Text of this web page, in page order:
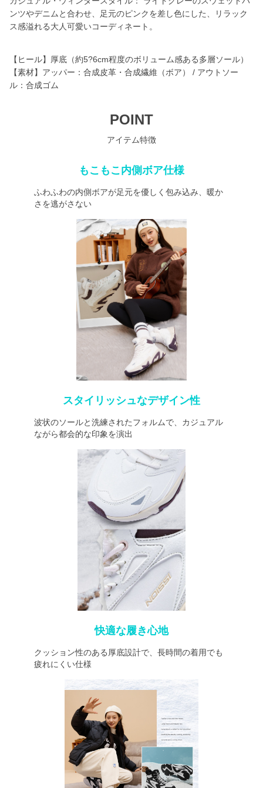
ンツやデニムと合わせ、足元のピンクを差し色にした、リラック
ス感溢れる大人可愛いコーディネート。
【ヒール】厚底（約5?6cm程度のボリューム感ある多層ソール）
【素材】アッパー：合成皮革・合成繊維（ボア） / アウトソー
ル：合成ゴム
POINT
アイテム特徴
もこもこ内側ボア仕様
ふわふわの内側ボアが足元を優しく包み込み、暖か
さを逃がさない
スタイリッシュなデザイン性
波状のソールと洗練されたフォルムで、カジュアル
ながら都会的な印象を演出
快適な履き心地
クッション性のある厚底設計で、長時間の着用でも
疲れにくい仕様